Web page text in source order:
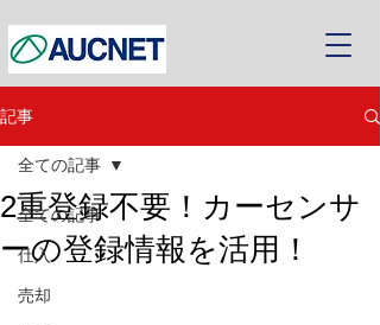
記事
全ての記事
仕入
売却
全ての記事
2重登録不要！カーセンサ
ーの登録情報を活用！